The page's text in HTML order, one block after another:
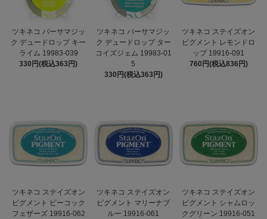
ツキネコ バーサマジッ
ク デュードロップ キー
ライム 19983-039
330円(税込363円)
ツキネコ バーサマジッ
ク デュードロップ ター
コイズジェム 19983-01
5
330円(税込363円)
ツキネコ ステイズオン
ピグメント レモンドロ
ップ 19916-091
760円(税込836円)
ツキネコ ステイズオン
ピグメント ピーコック
フェザーズ 19916-062
ツキネコ ステイズオン
ピグメント マリーナブ
ルー 19916-061
ツキネコ ステイズオン
ピグメント シャムロッ
クグリーン 19916-051